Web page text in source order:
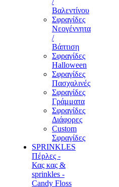
Βαλεντίνου
Σφραγίδες
Νεογέννητα
/
Βάπτιση
Σφραγίδες
Halloween
Σφραγίδες
Πασχαλινές
Σφραγίδες
Γράμματα
Σφραγίδες
Διάφορες
Custom
Σφραγίδες
SPRINKLES
Πέρλες -
Κας κας &
sprinkles -
Candy Floss